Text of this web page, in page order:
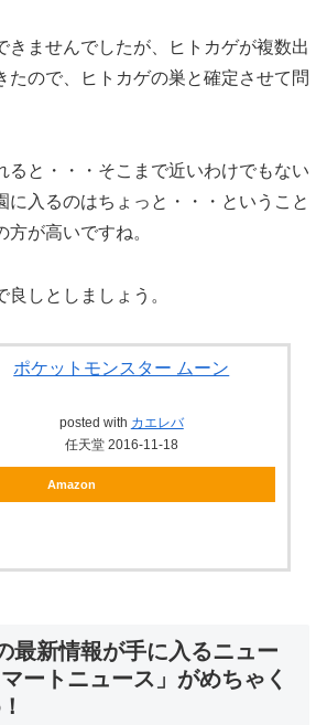
きませんでしたが、ヒトカゲが複数出
たので、ヒトカゲの巣と確定させて問
ると・・・そこまで近いわけでもない
に入るのはちょっと・・・ということ
が高いですね。
しとしましょう。
ポケットモンスター ムーン
posted with カエレバ
任天堂 2016-11-18
Amazon
最新情報が手に入るニュー
ートニュース」がめちゃく